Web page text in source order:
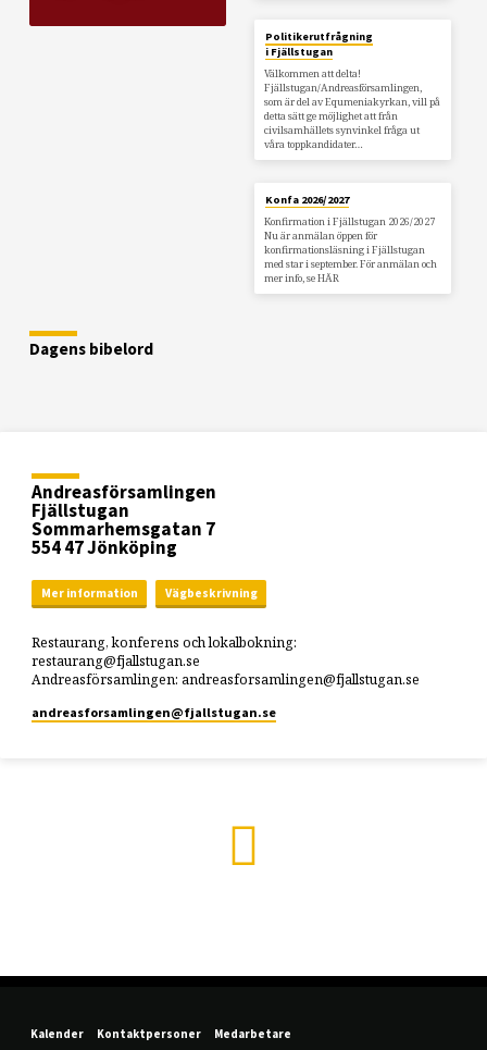
Politikerutfrågning
i Fjällstugan
Välkommen att delta!
Fjällstugan/Andreasförsamlingen,
som är del av Equmeniakyrkan, vill på
detta sätt ge möjlighet att från
civilsamhällets synvinkel fråga ut
våra toppkandidater…
Konfa 2026/2027
Konfirmation i Fjällstugan 2026/2027
Nu är anmälan öppen för
konfirmationsläsning i Fjällstugan
med star i september. För anmälan och
mer info, se HÄR
Dagens bibelord
Andreasförsamlingen
Fjällstugan
Sommarhemsgatan 7
554 47 Jönköping
Mer information Vägbeskrivning
Restaurang, konferens och lokalbokning:
restaurang@fjallstugan.se
Andreasförsamlingen: andreasforsamlingen@fjallstugan.se
andreasforsamlingen​@fjallstugan.se
Kalender Kontaktpersoner Medarbetare